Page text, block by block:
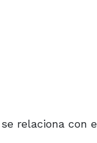
relaciona